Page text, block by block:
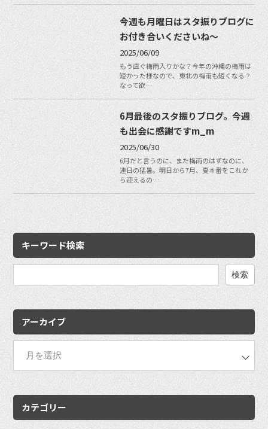
今週も月曜日はスタ振りブログに
お付き合いくださいね〜
2025/06/09
もう直ぐ梅雨入りかな？今年の沖縄の梅雨は
短かった様なので、東北の梅雨も短くなる？
なって欲…
6月最後のスタ振りブログ。今週
も出会に感謝ですm_m
2025/06/30
6月だと言うのに、また梅雨のはずなのに、
連日の猛暑。明日から7月、夏本番をこれか
ら迎えるの…
キーワード検索
アーカイブ
カテゴリー